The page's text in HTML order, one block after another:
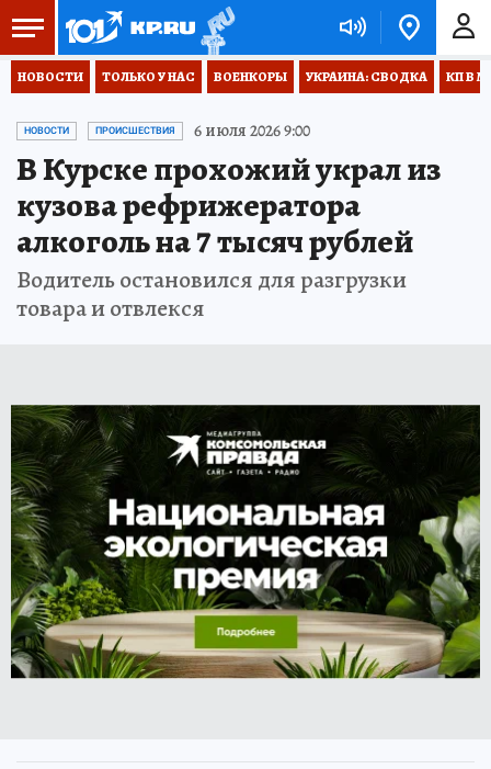
НОВОСТИ ТОЛЬКО У НАС ВОЕНКОРЫ УКРАИНА: СВОДКА КП В
НОВОСТИ ПРОИСШЕСТВИЯ 6 июля 2026 9:00
В Курске прохожий украл из
кузова рефрижератора
алкоголь на 7 тысяч рублей
Водитель остановился для разгрузки
товара и отвлекся